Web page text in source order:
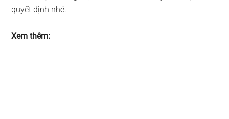
quyết định nhé.
Xem thêm: